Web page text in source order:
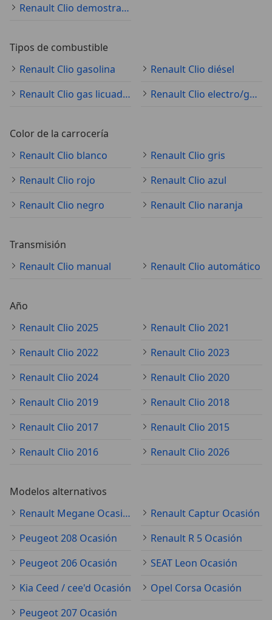
Renault Clio demostración
Tipos de combustible
Renault Clio gasolina
Renault Clio diésel
Renault Clio gas licuado (GLP)
Renault Clio electro/gasolina
Color de la carrocería
Renault Clio blanco
Renault Clio gris
Renault Clio rojo
Renault Clio azul
Renault Clio negro
Renault Clio naranja
Transmisión
Renault Clio manual
Renault Clio automático
Año
Renault Clio 2025
Renault Clio 2021
Renault Clio 2022
Renault Clio 2023
Renault Clio 2024
Renault Clio 2020
Renault Clio 2019
Renault Clio 2018
Renault Clio 2017
Renault Clio 2015
Renault Clio 2016
Renault Clio 2026
Modelos alternativos
Renault Megane Ocasión
Renault Captur Ocasión
Peugeot 208 Ocasión
Renault R 5 Ocasión
Peugeot 206 Ocasión
SEAT Leon Ocasión
Kia Ceed / cee'd Ocasión
Opel Corsa Ocasión
Peugeot 207 Ocasión